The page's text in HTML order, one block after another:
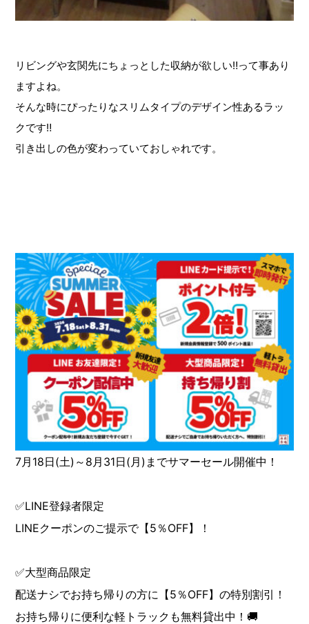
リビングや玄関先にちょっとした収納が欲しい‼って事あり
ますよね。
そんな時にぴったりなスリムタイプのデザイン性あるラッ
クです‼
引き出しの色が変わっていておしゃれです。
7月18日(土)～8月31日(月)までサマーセール開催中！
✅LINE登録者限定
LINEクーポンのご提示で【5％OFF】！
✅大型商品限定
配送ナシでお持ち帰りの方に【5％OFF】の特別割引！
お持ち帰りに便利な軽トラックも無料貸出中！🚚